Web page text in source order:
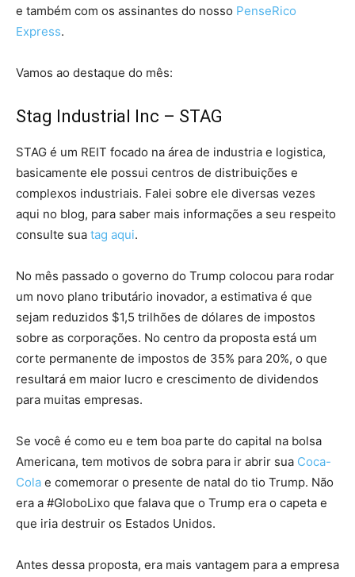
e também com os assinantes do nosso PenseRico
Express.
Vamos ao destaque do mês:
Stag Industrial Inc – STAG
STAG é um REIT focado na área de industria e logistica,
basicamente ele possui centros de distribuições e
complexos industriais. Falei sobre ele diversas vezes
aqui no blog, para saber mais informações a seu respeito
consulte sua tag aqui.
No mês passado o governo do Trump colocou para rodar
um novo plano tributário inovador, a estimativa é que
sejam reduzidos $1,5 trilhões de dólares de impostos
sobre as corporações. No centro da proposta está um
corte permanente de impostos de 35% para 20%, o que
resultará em maior lucro e crescimento de dividendos
para muitas empresas.
Se você é como eu e tem boa parte do capital na bolsa
Americana, tem motivos de sobra para ir abrir sua Coca-
Cola e comemorar o presente de natal do tio Trump. Não
era a #GloboLixo que falava que o Trump era o capeta e
que iria destruir os Estados Unidos.
Antes dessa proposta, era mais vantagem para a empresa